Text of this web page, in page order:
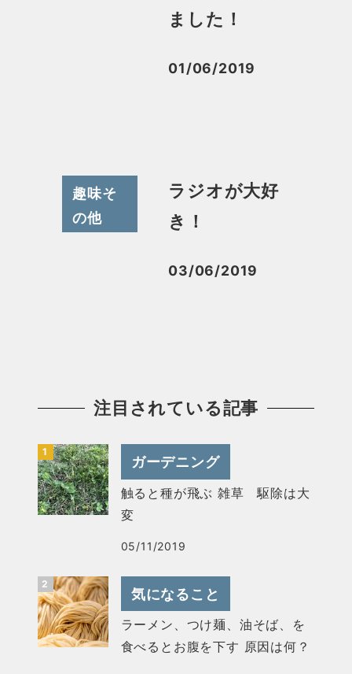
ました！
投稿日
01/06/2019
趣味そ
の他
ラジオが大好
き！
投稿日
03/06/2019
注目されている記事
ガーデニング
触ると種が飛ぶ 雑草 駆除は大
変
05/11/2019
気になること
ラーメン、つけ麺、油そば、を
食べるとお腹を下す 原因は何？